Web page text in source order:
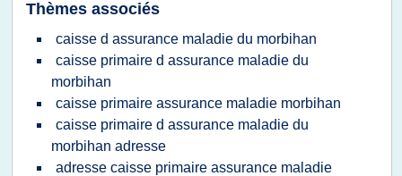
Thèmes associés
caisse d assurance maladie du morbihan
caisse primaire d assurance maladie du
morbihan
caisse primaire assurance maladie morbihan
caisse primaire d assurance maladie du
morbihan adresse
adresse caisse primaire assurance maladie